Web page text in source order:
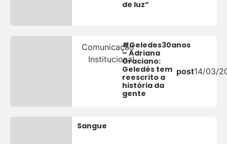
de luz”
Comunicação
Institucional
#Geledes30anos
– Adriana
Graciano:
Geledés tem
reescrito a
história da
gente
post14/03/
Sangue